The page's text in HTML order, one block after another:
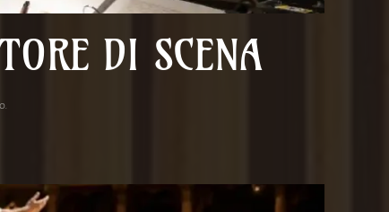
DI SCENA
.